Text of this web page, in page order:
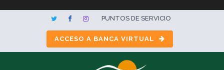
PUNTOS DE SERVICIO
ACCESO A BANCA VIRTUAL